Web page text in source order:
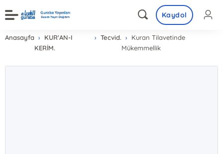
Kaydol
Anasayfa
KUR'AN-I
KERİM.
Tecvid.
Kuran Tilavetinde
Mükemmellik